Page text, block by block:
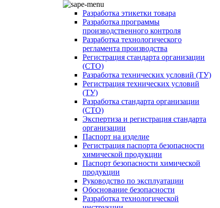
Разработка этикетки товара
Разработка программы
производственного контроля
Разработка технологического
регламента производства
Регистрация стандарта организации
(СТО)
Разработка технических условий (ТУ)
Регистрация технических условий
(ТУ)
Разработка стандарта организации
(СТО)
Экспертиза и регистрация стандарта
организации
Паспорт на изделие
Регистрация паспорта безопасности
химической продукции
Паспорт безопасности химической
продукции
Руководство по эксплуатации
Обоснование безопасности
Разработка технологической